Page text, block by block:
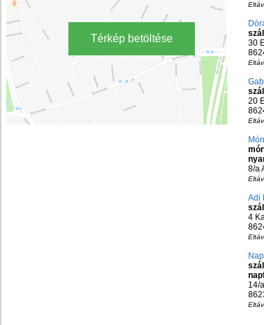
Térkép betöltése
30
20
8/a
Adi
4
14/